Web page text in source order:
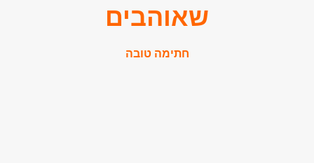
שאוהבים
חתימה טובה